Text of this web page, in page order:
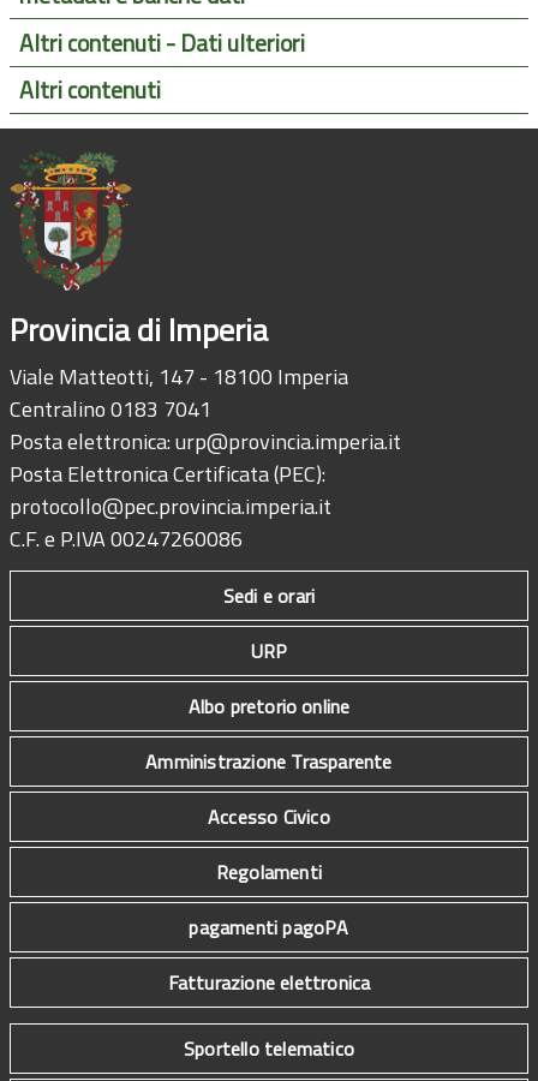
Altri contenuti - Dati ulteriori
Altri contenuti
Provincia di Imperia
Viale Matteotti, 147 - 18100 Imperia
Centralino 0183 7041
Posta elettronica:urp@provincia.imperia.it
Posta Elettronica Certificata (PEC):
protocollo@pec.provincia.imperia.it
C.F. e P.IVA 00247260086
Sedi e orari
URP
Albo pretorio online
Amministrazione Trasparente
Accesso Civico
Regolamenti
pagamenti pagoPA
Fatturazione elettronica
Sportello telematico